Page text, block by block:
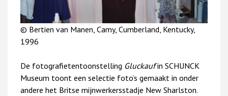
© Bertien van Manen, Camy, Cumberland, Kentucky,
1996
De fotografietentoonstelling Gluckaufin SCHUNCK
Museum toont een selectie foto’s gemaakt in onder
andere het Britse mijnwerkersstadje New Sharlston.